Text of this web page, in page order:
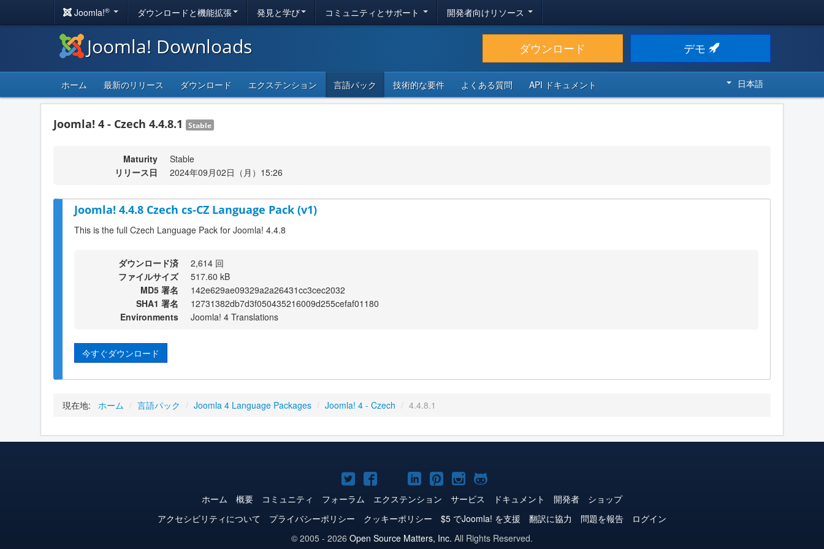
Joomla!® ダウンロードと機能拡張 発見と学び コミュニティとサポート 開発者向けリソース
Joomla! Downloads ダウンロード デモ
ホーム 最新のリリース ダウンロード エクステンション 言語パック 技術的な要件 よくある質問 API ドキュメント 日本語
Joomla! 4 - Czech 4.4.8.1 Stable
Maturity
Stable
リリース日
2024年09月02日（月）15:26
Joomla! 4.4.8 Czech cs-CZ Language Pack (v1)
This is the full Czech Language Pack for Joomla! 4.4.8
ダウンロード済
2,614 回
ファイルサイズ
517.60 kB
MD5 署名
142e629ae09329a2a26431cc3cec2032
SHA1 署名
12731382db7d3f050435216009d255cefaf01180
Environments
Joomla! 4 Translations
今すぐダウンロード
現在地: ホーム / 言語パック / Joomla 4 Language Packages / Joomla! 4 - Czech / 4.4.8.1
Joomla!
Twitter
Joomla!
Facebook
Joomla!
YouTube
Joomla!
LinkedIn
Joomla!
Pinterest
Joomla!
Instagram
Joomla!
GitHub
ホーム 概要 コミュニティ フォーラム エクステンション サービス ドキュメント 開発者
ショップ
アクセシビリティについて
プライバシーポリシー クッキーポリシー $5 でJoomla! を支援 翻訳に協力 問題を報告
ログイン
© 2005 - 2026 Open Source Matters, Inc. All Rights Reserved.